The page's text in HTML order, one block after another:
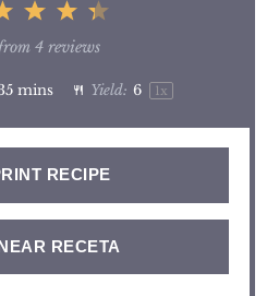
5
4
Stars
3
Stars
2
Stars
4reviews
mins Yield: 6 1x
RECIPE
RECETA